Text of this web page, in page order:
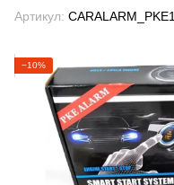
Артикул:
−10%